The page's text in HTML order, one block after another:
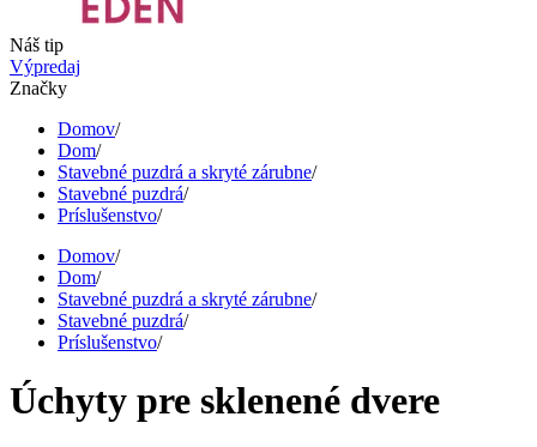
Náš tip
Výpredaj
Značky
Domov/
Dom/
Stavebné puzdrá a skryté zárubne/
Stavebné puzdrá/
Príslušenstvo/
Domov/
Dom/
Stavebné puzdrá a skryté zárubne/
Stavebné puzdrá/
Príslušenstvo/
Úchyty pre sklenené dvere